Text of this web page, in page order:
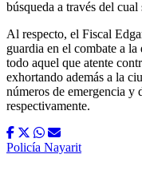
búsqueda a través del
Al respecto, el Fiscal
guardia en el combate a
todo aquel que atente
exhortando además a la
números de emergencia y
respectivamente.
Policía Nayarit